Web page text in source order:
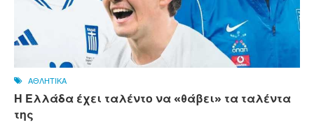
ΑΘΛΗΤΙΚΑ
Η Ελλάδα έχει ταλέντο να «θάβει» τα ταλέντα
της